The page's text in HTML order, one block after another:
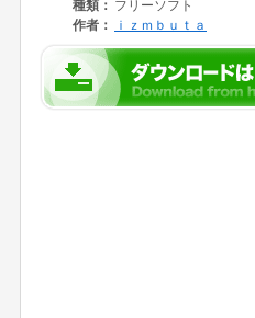
種類： フリーソフト
作者：
ｉｚｍｂｕｔａ